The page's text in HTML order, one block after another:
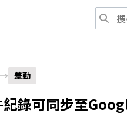
差勤
錄可同步至